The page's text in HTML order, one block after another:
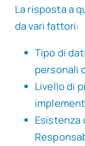
La risposta a
da vari fattori:
Tipo di
personali
Livello di
Esistenza